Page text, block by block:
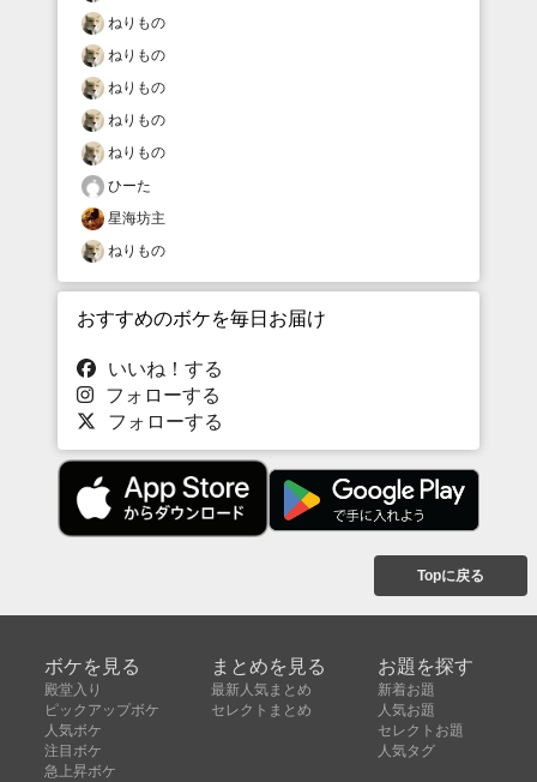
ねりもの
ねりもの
ねりもの
ねりもの
ねりもの
ひーた
星海坊主
ねりもの
おすすめのボケを毎日お届け
いいね！する
フォローする
フォローする
Topに戻る
ボケを見る
殿堂入り
ピックアップボケ
人気ボケ
注目ボケ
急上昇ボケ
まとめを見る
最新人気まとめ
セレクトまとめ
お題を探す
新着お題
人気お題
セレクトお題
人気タグ